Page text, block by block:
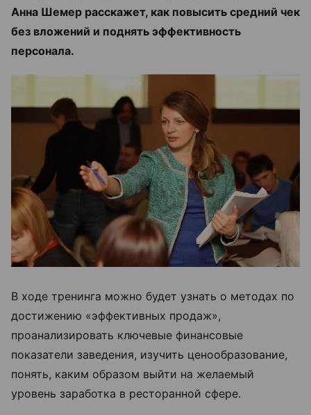
Анна Шемер расскажет, как повысить средний чек
без вложений и поднять эффективность
персонала.
В ходе тренинга можно будет узнать о методах по
достижению «эффективных продаж»,
проанализировать ключевые финансовые
показатели заведения, изучить ценообразование,
понять, каким образом выйти на желаемый
уровень заработка в ресторанной сфере.